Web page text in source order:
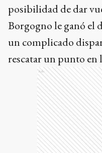
posibilidad de dar
Borgogno le ganó el
un complicado
rescatar un punto en
Ads